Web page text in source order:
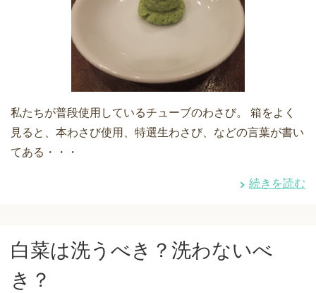
私たちが普段使用しているチューブのわさび。 箱をよく
見ると、本わさび使用、特選生わさび、などの言葉が書い
てある・・・
続きを読む
白菜は洗うべき？洗わないべ
き？